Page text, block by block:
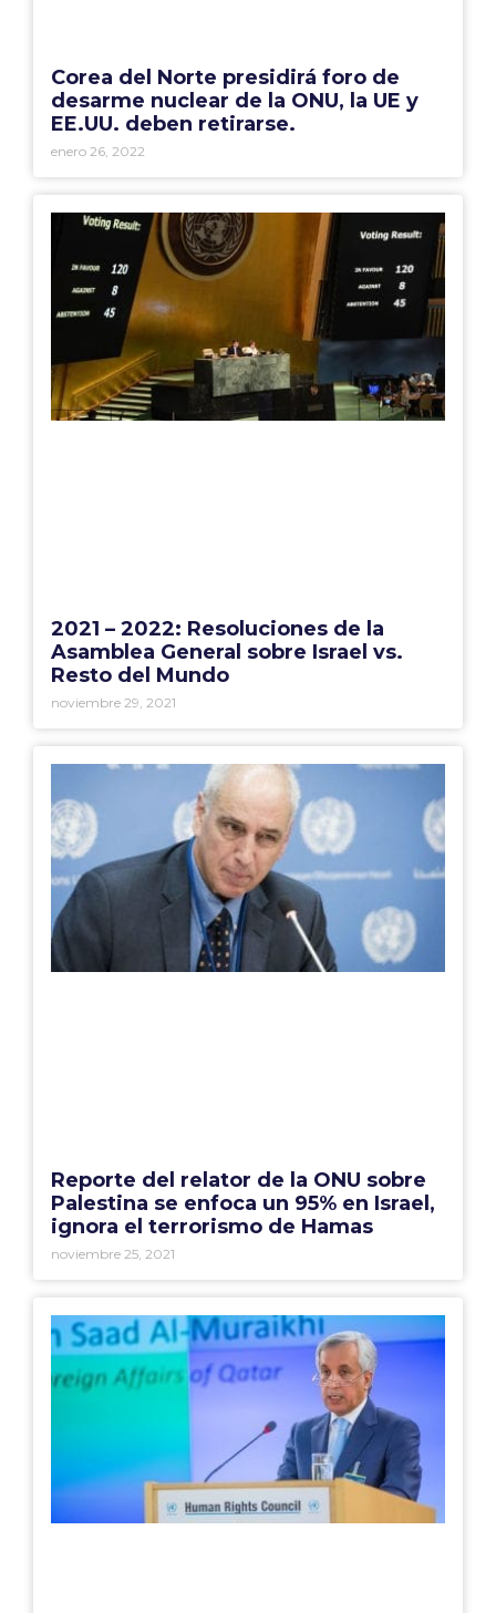
Corea del Norte presidirá foro de
desarme nuclear de la ONU, la UE y
EE.UU. deben retirarse.
enero 26, 2022
2021 – 2022: Resoluciones de la
Asamblea General sobre Israel vs.
Resto del Mundo
noviembre 29, 2021
Reporte del relator de la ONU sobre
Palestina se enfoca un 95% en Israel,
ignora el terrorismo de Hamas
noviembre 25, 2021